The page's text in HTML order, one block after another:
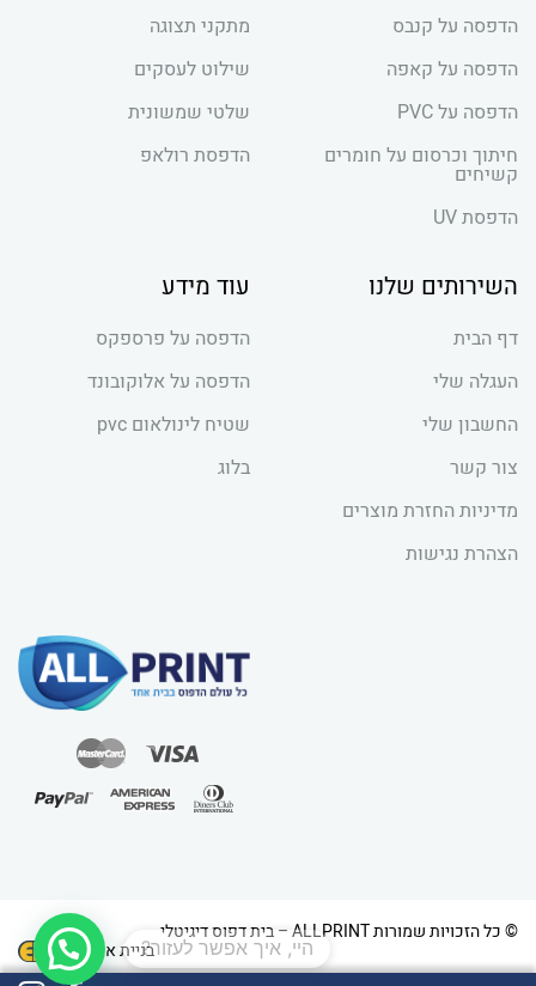
הדפסה על קנבס
הדפסה על קאפה
הדפסה על PVC
חיתוך וכרסום על חומרים
קשיחים
הדפסת UV
מתקני תצוגה
שילוט לעסקים
שלטי שמשונית
הדפסת רולאפ
השירותים שלנו
דף הבית
העגלה שלי
החשבון שלי
צור קשר
מדיניות החזרת מוצרים
הצהרת נגישות
עוד מידע
הדפסה על פרספקס
הדפסה על אלוקובונד
שטיח לינולאום pvc
בלוג
© כל הזכויות שמורות ALLPRINT – בית דפוס דיגיטלי
בניית אתרים
1